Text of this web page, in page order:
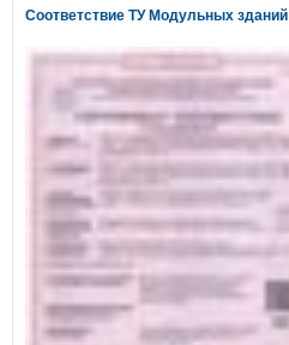
Соответствие ТУ Модульных зданий